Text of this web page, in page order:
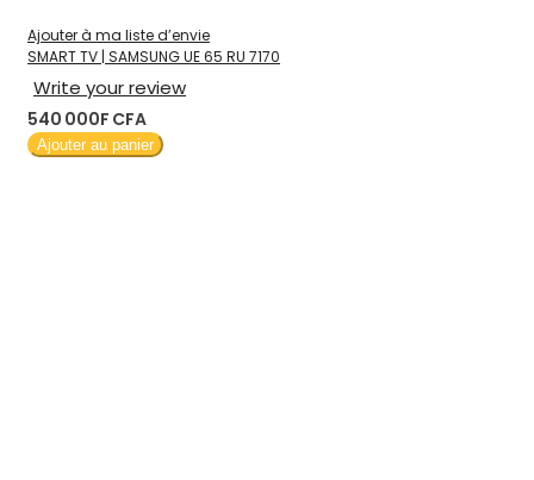
Ajouter à ma liste d’envie
SMART TV | SAMSUNG UE 65 RU 7170
Write your review
540 000F CFA
Ajouter au panier